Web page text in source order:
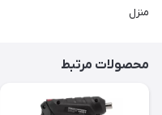
منزل
محصولات مرتبط